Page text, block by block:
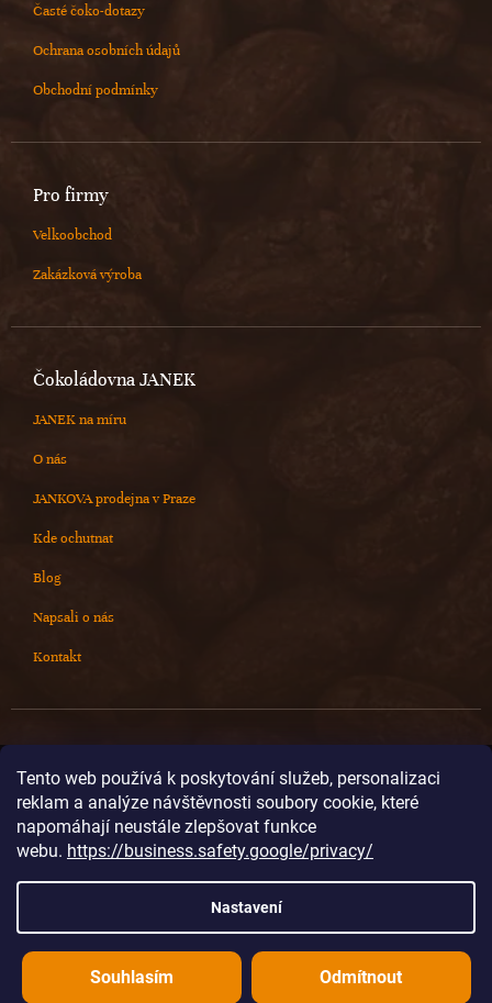
Tento web používá k poskytování služeb, personalizaci
reklam a analýze návštěvnosti soubory cookie, které
napomáhají neustále zlepšovat funkce
webu. https://business.safety.google/privacy/
Nastavení
Odmítnout
Souhlasím
Časté čoko-dotazy
Ochrana osobních údajů
Obchodní podmínky
Pro firmy
Velkoobchod
Zakázková výroba
Čokoládovna JANEK
JANEK na míru
O nás
JANKOVA prodejna v Praze
Kde ochutnat
Blog
Napsali o nás
Kontakt
info@cokoladovnajanek.cz
+420 778 716 678
@janek_chocolate
Vytvořil Shoptet